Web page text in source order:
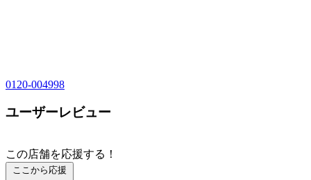
0120-004998
ユーザーレビュー
この店舗を応援する！
ここから応援